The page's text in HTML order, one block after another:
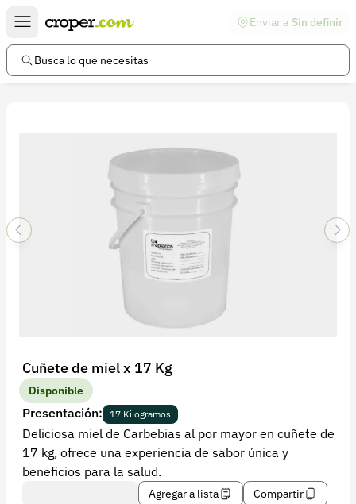
Enviar a Sin definir
Busca lo que necesitas
Cuñete de miel x 17 Kg
Disponible
Presentación: 17 Kilogramos
Deliciosa miel de Carbebias al por mayor en cuñete de
17 kg, ofrece una experiencia de sabor única y
beneficios para la salud.
Agregar a lista Compartir
Enlaces de interés
Preguntas frecuentes
Términos y condiciones
Política de devoluciones
Política de privacidad
Recuperar contraseña
Contacto
Soporte
+57 323 2931928